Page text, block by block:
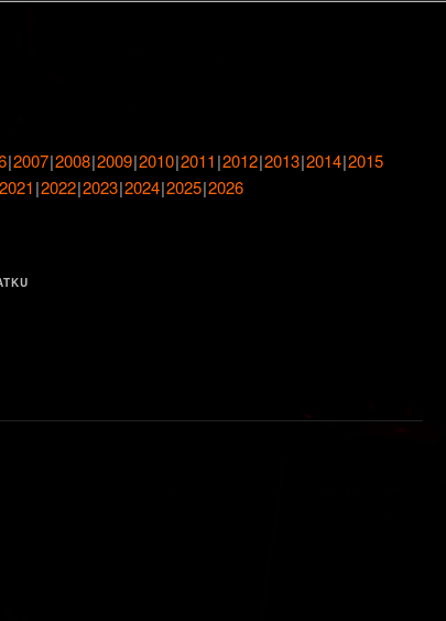
2007 2008 2009 2010 2011 2012 2013 2014 2015
2021 2022 2023 2024 2025 2026